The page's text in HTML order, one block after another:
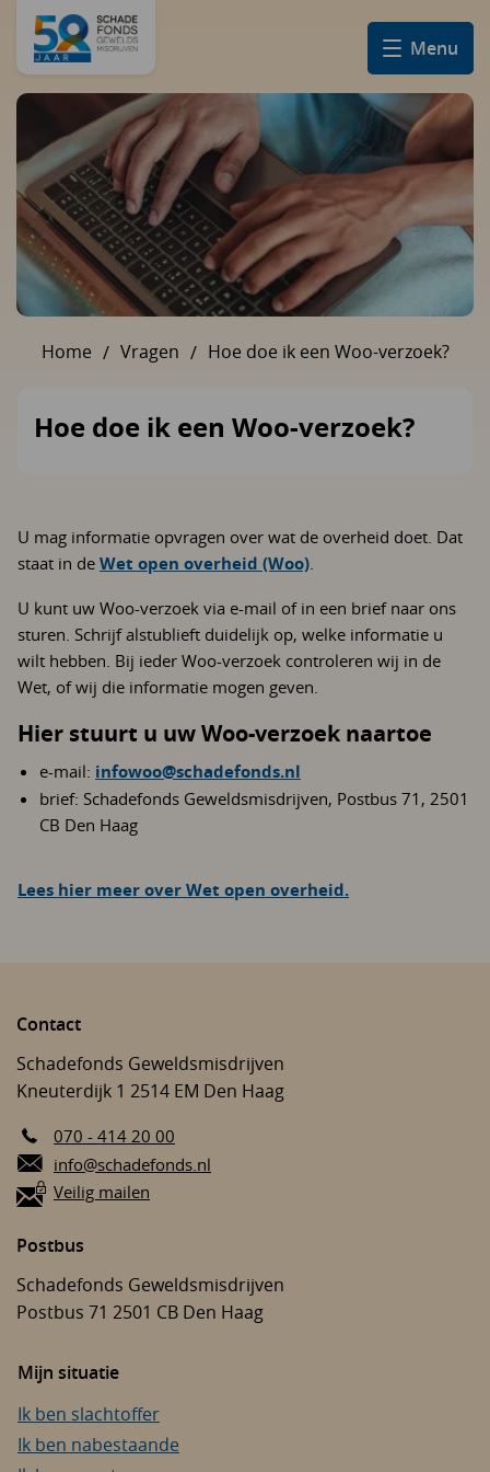
Menu
U bent hier:
Home Vragen Hoe doe ik een Woo-verzoek?
Hoe doe ik een Woo-verzoek?
U mag informatie opvragen over wat de overheid doet. Dat
staat in de Wet open overheid (Woo).
U kunt uw Woo-verzoek via e-mail of in een brief naar ons
sturen. Schrijf alstublieft duidelijk op, welke informatie u
wilt hebben. Bij ieder Woo-verzoek controleren wij in de
Wet, of wij die informatie mogen geven.
Hier stuurt u uw Woo-verzoek naartoe
e-mail: infowoo@schadefonds.nl
brief: Schadefonds Geweldsmisdrijven, Postbus 71, 2501
CB Den Haag
Lees hier meer over Wet open overheid.
Contact
Schadefonds Geweldsmisdrijven
Kneuterdijk 1 2514 EM Den Haag
070 - 414 20 00
E-mail:
info@schadefonds.nl
Veilig mailen
Postbus
Schadefonds Geweldsmisdrijven
Postbus 71 2501 CB Den Haag
Mijn situatie
Ik ben slachtoffer
Ik ben nabestaande